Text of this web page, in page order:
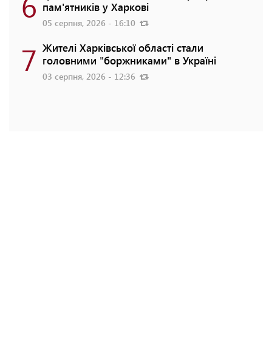
пам'ятників у Харкові
05 серпня, 2026 - 16:10
7 Жителі Харківської області стали
головними "боржниками" в Україні
03 серпня, 2026 - 12:36